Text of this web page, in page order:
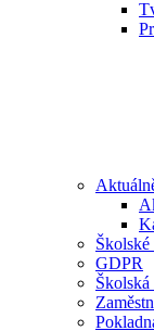
Školské
GDPR
Školská